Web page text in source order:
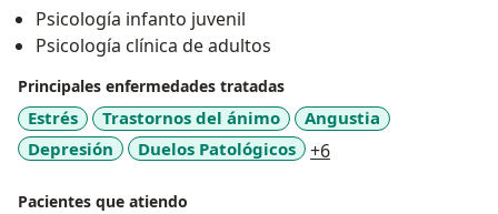
Psicología infanto juvenil
Psicología clínica de adultos
Principales enfermedades tratadas
Estrés Trastornos del ánimo
Angustia
Depresión
Duelos Patológicos +6
Pacientes que atiendo